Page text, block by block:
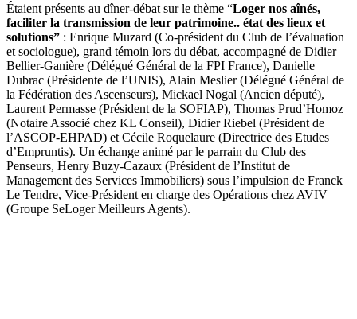
Étaient présents au dîner-débat sur le thème “Loger nos aînés,
faciliter la transmission de leur patrimoine.. état des lieux et
solutions” : Enrique Muzard (Co-président du Club de l’évaluation
et sociologue), grand témoin lors du débat, accompagné de Didier
Bellier-Ganière (Délégué Général de la FPI France), Danielle
Dubrac (Présidente de l’UNIS), Alain Meslier (Délégué Général de
la Fédération des Ascenseurs), Mickael Nogal (Ancien député),
Laurent Permasse (Président de la SOFIAP), Thomas Prud’Homoz
(Notaire Associé chez KL Conseil), Didier Riebel (Président de
l’ASCOP-EHPAD) et Cécile Roquelaure (Directrice des Etudes
d’Empruntis). Un échange animé par le parrain du Club des
Penseurs, Henry Buzy-Cazaux (Président de l’Institut de
Management des Services Immobiliers) sous l’impulsion de Franck
Le Tendre, Vice-Président en charge des Opérations chez AVIV
(Groupe SeLoger Meilleurs Agents).